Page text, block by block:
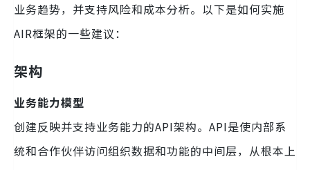
业务趋势，并支持风险和成本分析。以下是如何实施
AIR框架的一些建议：
架构
业务能力模型
创建反映并支持业务能力的API架构。API是使内部系
统和合作伙伴访问组织数据和功能的中间层，从根本上